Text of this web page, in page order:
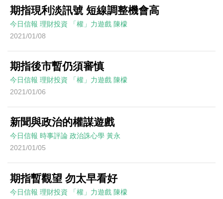
期指現利淡訊號 短線調整機會高
今日信報 理財投資 「權」力遊戲 陳檬
2021/01/08
期指後市暫仍須審慎
今日信報 理財投資 「權」力遊戲 陳檬
2021/01/06
新聞與政治的權謀遊戲
今日信報 時事評論 政治誅心學 黃永
2021/01/05
期指暫觀望 勿太早看好
今日信報 理財投資 「權」力遊戲 陳檬